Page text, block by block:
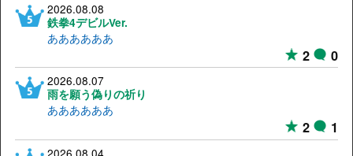
2026.08.08
鉄拳4デビルVer.
ああああああ
2 0
2026.08.07
雨を願う偽りの祈り
ああああああ
2 1
2026.08.04